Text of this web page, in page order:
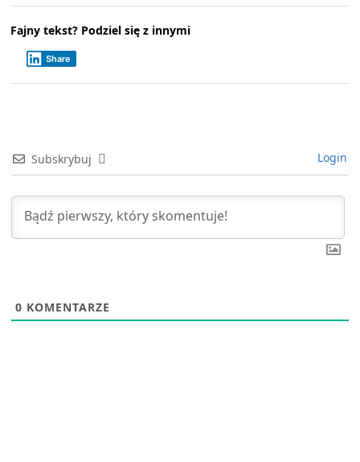
Fajny tekst? Podziel się z innymi
Share
Subskrybuj Login
0 KOMENTARZE